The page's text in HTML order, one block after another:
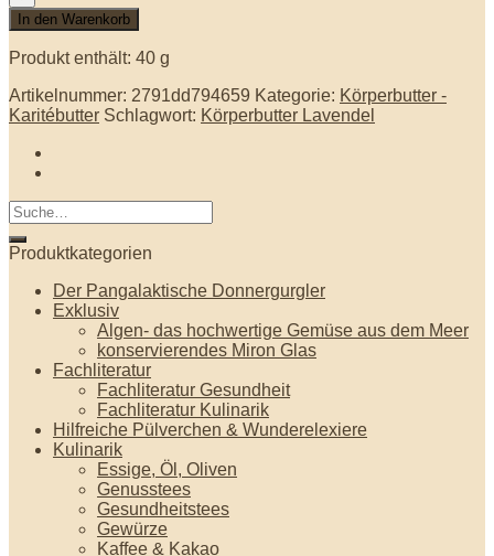
In den Warenkorb
Produkt enthält: 40 g
Artikelnummer: 2791dd794659 Kategorie: Körperbutter -
Karitébutter Schlagwort: Körperbutter Lavendel
Produktkategorien
Der Pangalaktische Donnergurgler
Exklusiv
Algen- das hochwertige Gemüse aus dem Meer
konservierendes Miron Glas
Fachliteratur
Fachliteratur Gesundheit
Fachliteratur Kulinarik
Hilfreiche Pülverchen & Wunderelexiere
Kulinarik
Essige, Öl, Oliven
Genusstees
Gesundheitstees
Gewürze
Kaffee & Kakao